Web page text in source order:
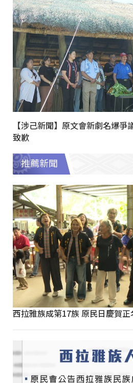
【涉己新聞】原文會新劇名爆
致歉
推薦新聞
西拉雅族成第17族 原民日慶賀正